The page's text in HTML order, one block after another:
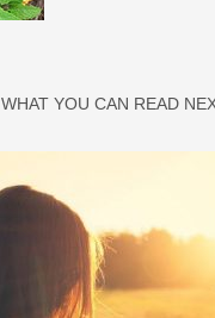
WHAT YOU CAN READ